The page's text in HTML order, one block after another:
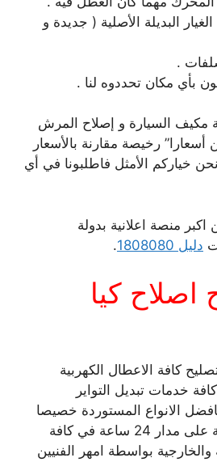
البديلة الأصلية ( جديدة و
.
بأي مكان تحددوه لنا .
مكيف السيارة و إصلاح المرش
أسعارا” رخيصة مقارنة بالأسعار
نحن خياركم الأمثل فاطلبونا في أي
منصة اعلانية بدولة
دليل 1808080 .
كيا
كافة الاعطال الكهربية
خدمات تبديل التواير
الانواع المستوردة خصيصا
لشركتنا، خدماتنا متاحة على مدار 24 ساعة في كافة
بواسطة امهر الفنيين